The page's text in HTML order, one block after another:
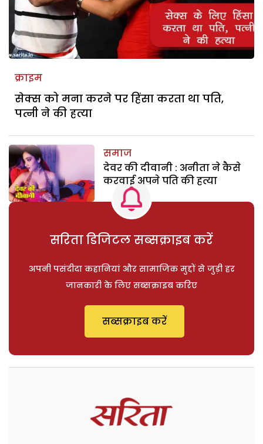
क्राइम
सेक्स को मना करने पर हिंसा करता था पति,
पत्नी ने की हत्या
समाज
देवर की दीवानी : अनीता ने कैसे
करवाई अपने पति की हत्या
सरिता डिजिटल सब्सक्राइब करें
अपनी पसंदीदा कहानियां और सामाजिक मुद्दों से जुड़ी हर
जानकारी के लिए सब्सक्राइब करिए
सब्सक्राइब करें